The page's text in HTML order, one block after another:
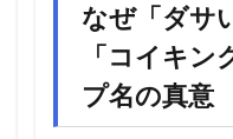
なぜ「ダサ
「コイキ
プ名の真意